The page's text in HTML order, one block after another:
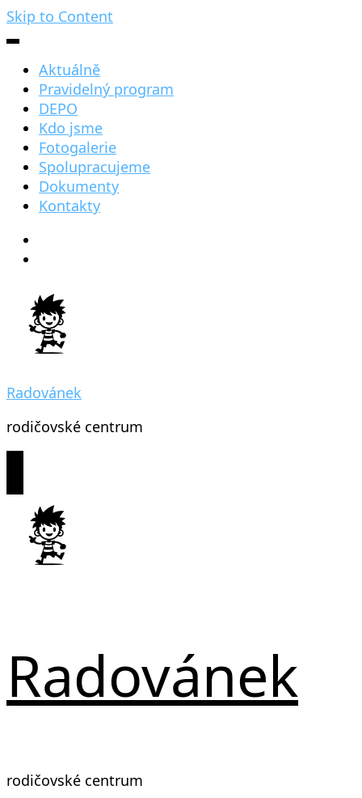
Skip to Content
Aktuálně
Pravidelný program
DEPO
Kdo jsme
Fotogalerie
Spolupracujeme
Dokumenty
Kontakty
Radovánek
rodičovské centrum
Radovánek
rodičovské centrum